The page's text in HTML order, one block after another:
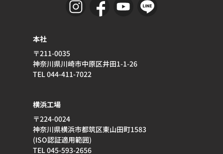
本社
〒211-0035
神奈川県川崎市中原区井田1-1-26
TEL 044-411-7022
横浜工場
〒224-0024
神奈川県横浜市都筑区東山田町1583
(ISO認証適用範囲)
TEL 045-593-2656